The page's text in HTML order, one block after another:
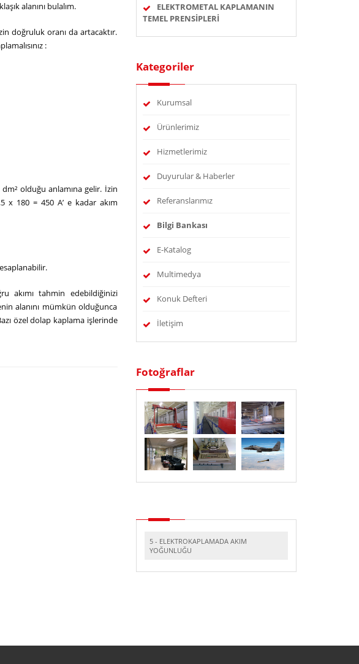
alanını bulalım.
doğruluk oranı da artacaktır.
:
olduğu anlamına gelir. İzin
x 180 = 450 A’ e kadar akım
akımı tahmin edebildiğinizi
alanını mümkün olduğunca
özel dolap kaplama işlerinde
ELEKTROMETAL KAPLAMANIN
TEMEL PRENSİPLERİ
Kategoriler
Kurumsal
Ürünlerimiz
Hizmetlerimiz
Duyurular & Haberler
Referanslarımız
Bilgi Bankası
E-Katalog
Multimedya
Konuk Defteri
İletişim
Fotoğraflar
5 - ELEKTROKAPLAMADA AKIM
YOĞUNLUĞU